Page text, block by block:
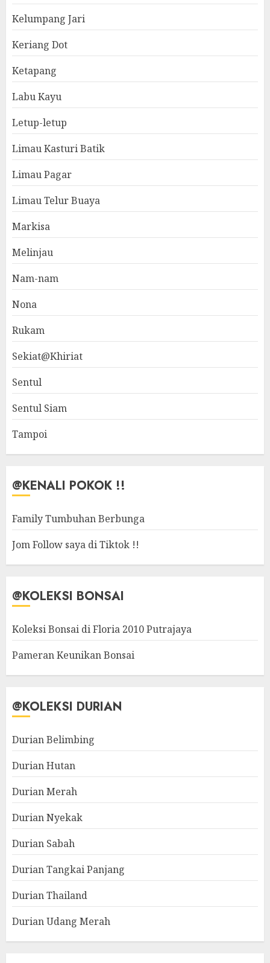
Kelumpang Jari
Keriang Dot
Ketapang
Labu Kayu
Letup-letup
Limau Kasturi Batik
Limau Pagar
Limau Telur Buaya
Markisa
Melinjau
Nam-nam
Nona
Rukam
Sekiat@Khiriat
Sentul
Sentul Siam
Tampoi
@KENALI POKOK !!
Family Tumbuhan Berbunga
Jom Follow saya di Tiktok !!
@KOLEKSI BONSAI
Koleksi Bonsai di Floria 2010 Putrajaya
Pameran Keunikan Bonsai
@KOLEKSI DURIAN
Durian Belimbing
Durian Hutan
Durian Merah
Durian Nyekak
Durian Sabah
Durian Tangkai Panjang
Durian Thailand
Durian Udang Merah